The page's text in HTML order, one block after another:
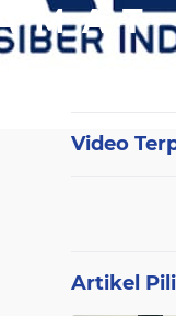
Video
Artikel